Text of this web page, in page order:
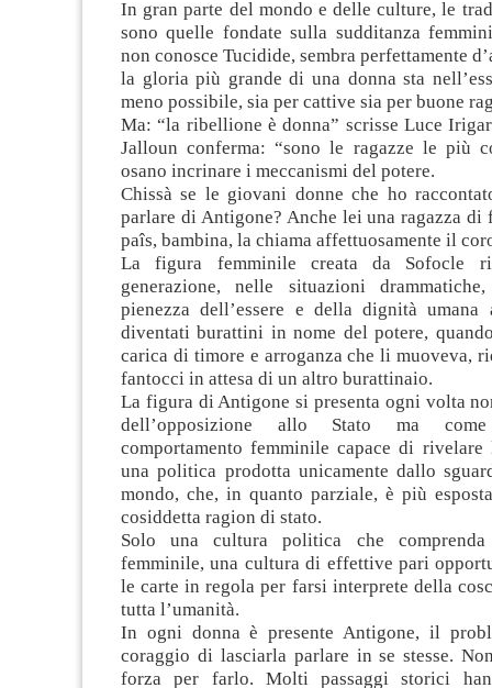
In gran parte del mondo e delle culture, le
sono quelle fondate sulla sudditanza
non conosce Tucidide, sembra perfettamente
la gloria più grande di una donna sta
meno possibile, sia per cattive sia per buone
Ma: “la ribellione è donna” scrisse Luce
Jalloun conferma: “sono le ragazze le più
osano incrinare i meccanismi del potere.
Chissà se le giovani donne che ho
parlare di Antigone? Anche lei una ragazza di
paîs, bambina, la chiama affettuosamente il
La figura femminile creata da Sofocle
generazione, nelle situazioni
pienezza dell’essere e della dignità
diventati burattini in nome del potere,
carica di timore e arroganza che li muoveva,
fantocci in attesa di un altro burattinaio.
La figura di Antigone si presenta ogni volta
dell’opposizione allo Stato ma
comportamento femminile capace di
una politica prodotta unicamente dallo
mondo, che, in quanto parziale, è più
cosiddetta ragion di stato.
Solo una cultura politica che
femminile, una cultura di effettive pari
le carte in regola per farsi interprete della
tutta l’umanità.
In ogni donna è presente Antigone, il
coraggio di lasciarla parlare in se stesse.
forza per farlo. Molti passaggi storici